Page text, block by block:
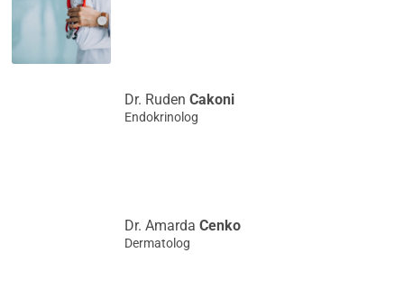
Dr. Ruden Cakoni
Endokrinolog
Dr. Amarda Cenko
Dermatolog